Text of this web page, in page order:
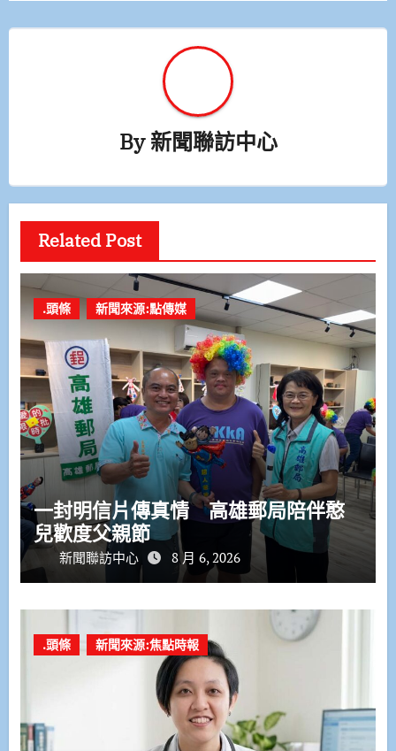
By新聞聯訪中心
Related Post
.頭條 新聞來源:點傳媒
一封明信片傳真情 高雄郵局陪伴憨
兒歡度父親節
新聞聯訪中心 8 月 6, 2026
.頭條 新聞來源:焦點時報